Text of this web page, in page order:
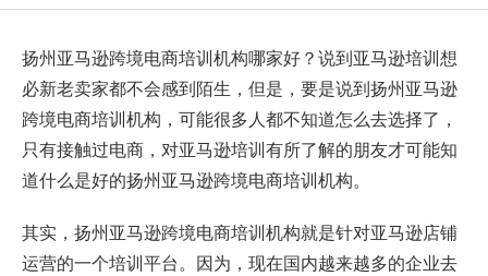
扬州亚马逊跨境电商培训机构哪家好？说到亚马逊培训想
必新老卖家都不会感到陌生，但是，要是说到扬州亚马逊
跨境电商培训机构，可能很多人都不知道怎么去选择了，
只有接触过电商，对亚马逊培训有所了解的朋友才可能知
道什么是好的扬州亚马逊跨境电商培训机构。
其实，扬州亚马逊跨境电商培训机构就是针对亚马逊店铺
运营的一个培训平台。因为，现在国内越来越多的企业去